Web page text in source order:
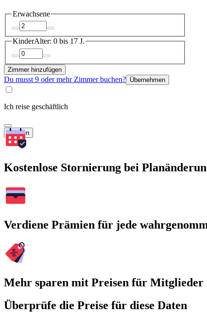
Erwachsene
KinderAlter: 0 bis 17 J.
Zimmer hinzufügen
Du musst 9 oder mehr Zimmer buchen? Übernehmen
Ich reise geschäftlich
Suchen
Kostenlose Stornierung bei
Verdiene Prämien für jede
Mehr sparen mit Preisen für Mitglieder
Überprüfe die Preise für diese Daten